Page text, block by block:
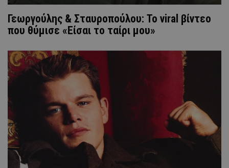
Γεωργούλης & Σταυροπούλου: Το viral βίντεο
που θύμισε «Είσαι το ταίρι μου»